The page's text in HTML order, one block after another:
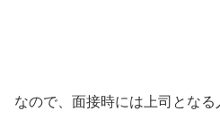
なので、面接時には上司となる